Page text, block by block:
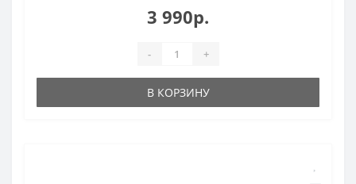
3 990р.
- +
В КОРЗИНУ